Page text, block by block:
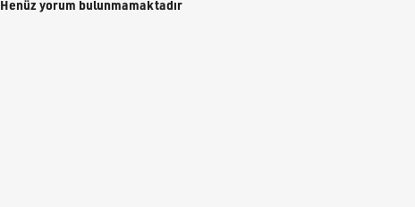
Henüz yorum bulunmamaktadır